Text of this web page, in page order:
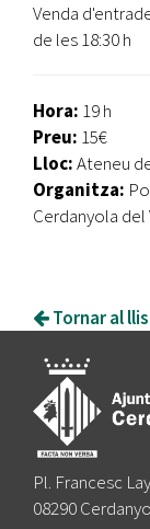
Venda
de les 18:30 h
Hora: 19 h
Preu: 15€
Lloc:Ateneu
Organitza:
Cerdanyola del
Tornar al
Pl. Francesc
08290